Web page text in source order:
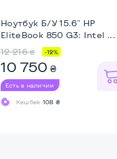
Ноутбук Б/У 15.6" HP
EliteBook 850 G3: Intel ...
12 216 ₴ -12%
10 750 ₴
Есть в наличии
Кешбек 108 ₴